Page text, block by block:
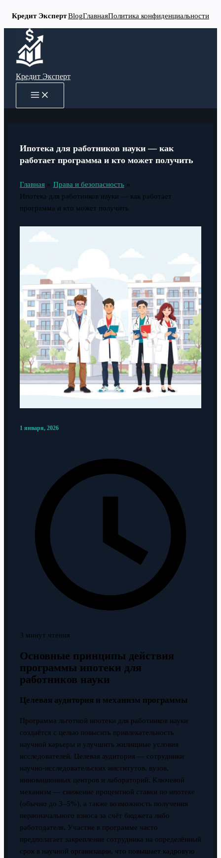
Кредит ЭкспертBlogГлавнаяПолитика конфиденциальности
Перейти
содержимому
Кредит Эксперт
MAIN
MENU
Ипотека для работников науки — как
работает программа и кто может получить
Главная
Права и безопасность
Ипотека для работников науки — как работает
программа и кто может получить
1 января, 2026
3 минут чтения
Основные принципы действия
программы ипотеки для
работников науки
Целевая аудитория и механизм программы
Программа льготной ипотеки для работников науки
создаётся с целью повысить привлекательность
научной карьеры и улучшить жилищные условия
исследователей. Целевая аудитория — сотрудники
научно-исследовательских институтов, вузов,
инновационных центров и лабораторий. Ключевой
механизм — снижение процентной ставки по ипотеке
(обычно до 3–5%), а также возможность получения
первоначального взноса за счёт бюджета либо
работодателя. Участие в программе часто
предполагает закрепление сотрудника на определённый
срок в научной организации, что повышает кадровую